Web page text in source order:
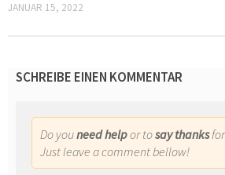
JANUAR 15, 2022
SCHREIBE EINEN KOMMENTAR
Do youneed helpor tosay thanks
Just leave a comment bellow!